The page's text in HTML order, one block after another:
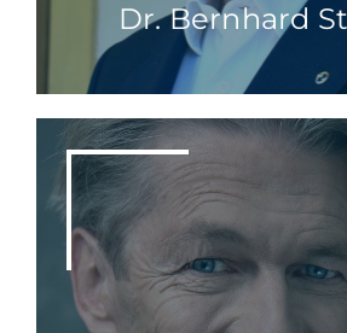
Dr. Bernhard